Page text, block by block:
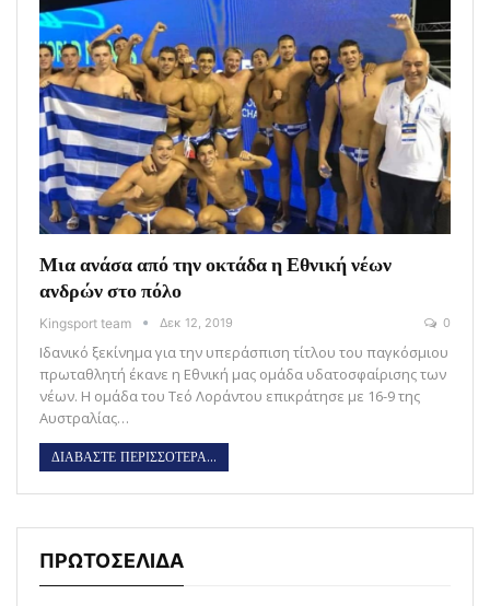
Μια ανάσα από την οκτάδα η Εθνική νέων
ανδρών στο πόλο
Kingsport team Δεκ 12, 2019 0
Ιδανικό ξεκίνημα για την υπεράσπιση τίτλου του παγκόσμιου
πρωταθλητή έκανε η Εθνική μας ομάδα υδατοσφαίρισης των
νέων. Η ομάδα του Τεό Λοράντου επικράτησε με 16-9 της
Αυστραλίας…
ΔΙΑΒΑΣΤΕ ΠΕΡΙΣΣΟΤΕΡΑ...
ΠΡΩΤΟΣΕΛΙΔΑ